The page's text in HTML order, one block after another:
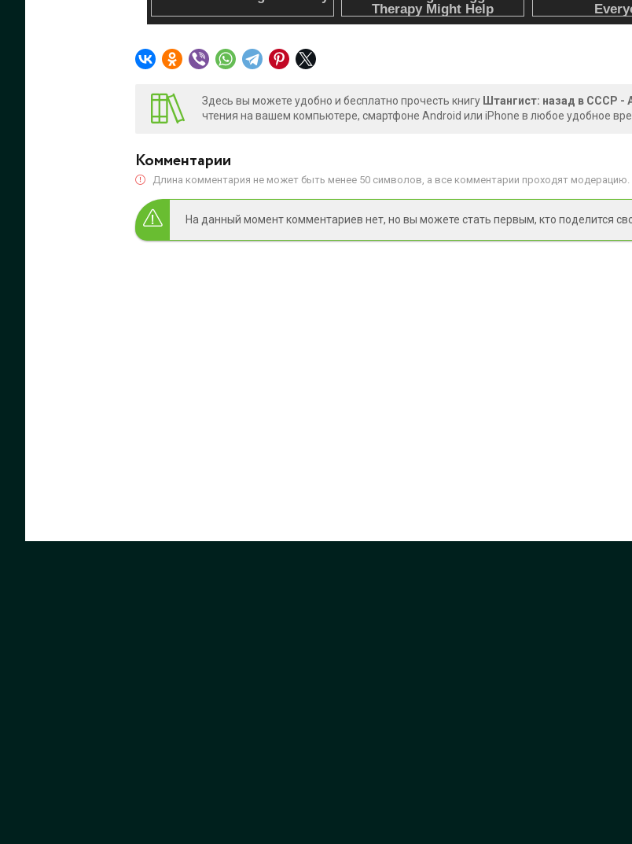
Здесь вы можете удобно и бесплатно прочесть книгу Штангист: назад в СССР -
чтения на вашем компьютере, смартфоне Android или iPhone в любое удобное
Комментарии
Длина комментария не может быть менее 50 символов, а все комментарии проходят модерацию.
На данный момент комментариев нет, но вы можете стать первым, кто поделится